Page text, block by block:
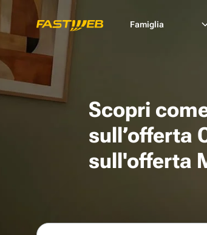
Famiglia
Scopri
sull’offerta
sull'offerta